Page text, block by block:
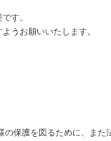
す。
うお願いいたします。
保護を図るために、ま